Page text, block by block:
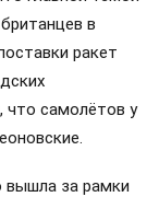
в
ракет
что самолётов у
вышла за рамки